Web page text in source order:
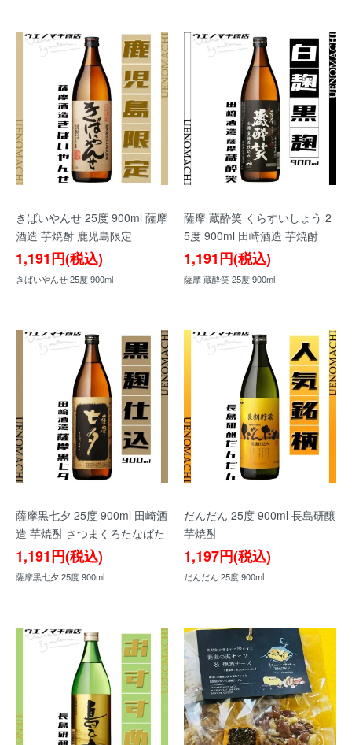
きばいやんせ 25度 900ml 薩摩
酒造 芋焼酎 鹿児島限定
1,191円(税込)
きばいやんせ 25度 900ml
薩摩 蔵酔笑 くらすいしょう 2
5度 900ml 田崎酒造 芋焼酎
1,191円(税込)
薩摩 蔵酔笑 25度 900ml
薩摩黒七夕 25度 900ml 田崎酒
造 芋焼酎 さつまくろたなばた
1,191円(税込)
薩摩黒七夕 25度 900ml
だんだん 25度 900ml 長島研醸
芋焼酎
1,197円(税込)
だんだん 25度 900ml